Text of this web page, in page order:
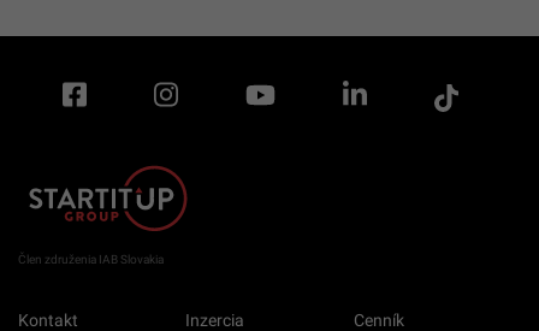
Člen združenia IAB Slovakia
Kontakt Inzercia Cenník